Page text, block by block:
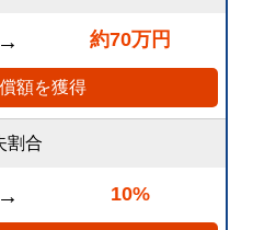
→ 約70万円
額を獲得
割合
→ 10%